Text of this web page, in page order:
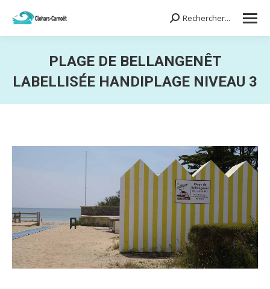
Search:Rechercher...
PLAGE DE BELLANGENÊT
LABELLISÉE HANDIPLAGE NIVEAU 3